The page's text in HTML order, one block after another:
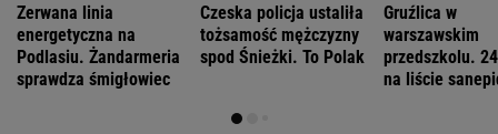
Zerwana linia
energetyczna na
Podlasiu. Żandarmeria
sprawdza śmigłowiec
Czeska policja ustaliła
tożsamość mężczyzny
spod Śnieżki. To Polak
Gruźlica w
warszawskim
przedszkolu.
na liście